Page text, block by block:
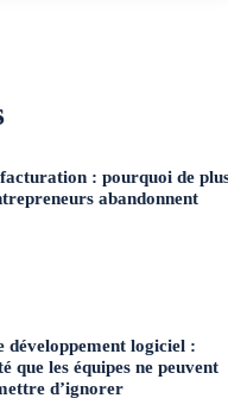
: pourquoi de
abandonnent
développement logiciel :
que les équipes ne peuvent
d’ignorer